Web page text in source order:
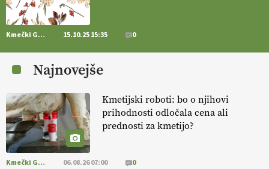
varnost,
okolje in kakovost življenja. VEČ
https://t.co/K0USFPJ5fJ @EUAgri #IMCAP #CAP
https://t.co/vcHhoOixHy
14.07.2026
[EKOloško = LOGIČNO ]
Danes ni pomembna le količina hrane,
ampak tudi način njene pridelave
@EUAgri #imcap #cap #blog https://t.co/2sllAmcKwG
Kmečki Glas 15.10.25 15:35 0
Najnovejše
Kmetijski roboti: bo o njihovi
prihodnosti odločala cena ali
prednosti za kmetijo?
Kmečki Glas 06.08.26 07:00 0